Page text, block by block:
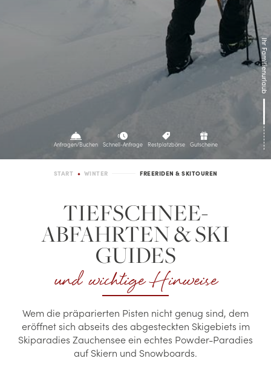
Webcams Newsletter
Anfragen/Buchen Schnell-Anfrage Restplatzbörse Gutscheine
Ihr Familienurlaub
START WINTER FREERIDEN & SKITOUREN
TIEFSCHNEE-
ABFAHRTEN & SKI
GUIDES
und wichtige Hinweise
Wem die präparierten Pisten nicht genug sind, dem
eröffnet sich abseits des abgesteckten Skigebiets im
Skiparadies Zauchensee ein echtes Powder-Paradies
auf Skiern und Snowboards.